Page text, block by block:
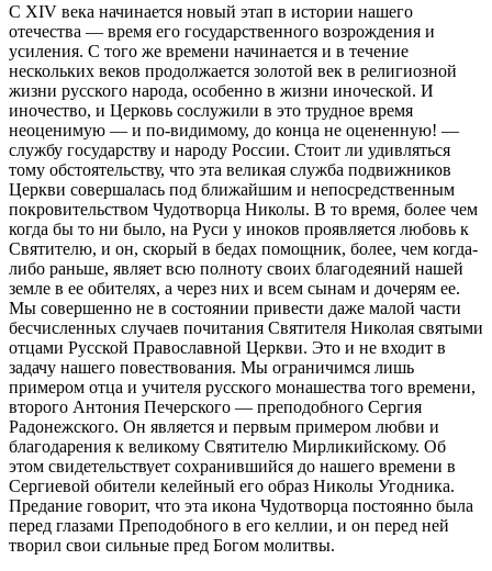
С XIV века начинается новый этап в истории нашего
отечества — время его государственного возрождения и
усиления. С того же времени начинается и в течение
нескольких веков продолжается золотой век в религиозной
жизни русского народа, особенно в жизни иноческой. И
иночество, и Церковь сослужили в это трудное время
неоценимую — и по-видимому, до конца не оцененную! —
службу государству и народу России. Стоит ли удивляться
тому обстоятельству, что эта великая служба подвижников
Церкви совершалась под ближайшим и непосредственным
покровительством Чудотворца Николы. В то время, более чем
когда бы то ни было, на Руси у иноков проявляется любовь к
Святителю, и он, скорый в бедах помощник, более, чем когда-
либо раньше, являет всю полноту своих благодеяний нашей
земле в ее обителях, а через них и всем сынам и дочерям ее.
Мы совершенно не в состоянии привести даже малой части
бесчисленных случаев почитания Святителя Николая святыми
отцами Русской Православной Церкви. Это и не входит в
задачу нашего повествования. Мы ограничимся лишь
примером отца и учителя русского монашества того времени,
второго Антония Печерского — преподобного Сергия
Радонежского. Он является и первым примером любви и
благодарения к великому Святителю Мирликийскому. Об
этом свидетельствует сохранившийся до нашего времени в
Сергиевой обители келейный его образ Николы Угодника.
Предание говорит, что эта икона Чудотворца постоянно была
перед глазами Преподобного в его келлии, и он перед ней
творил свои сильные пред Богом молитвы.